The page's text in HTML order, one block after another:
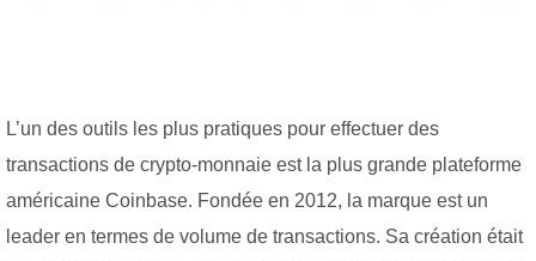
L’un des outils les plus pratiques pour effectuer des
transactions de crypto-monnaie est la plus grande plateforme
américaine Coinbase. Fondée en 2012, la marque est un
leader en termes de volume de transactions. Sa création était